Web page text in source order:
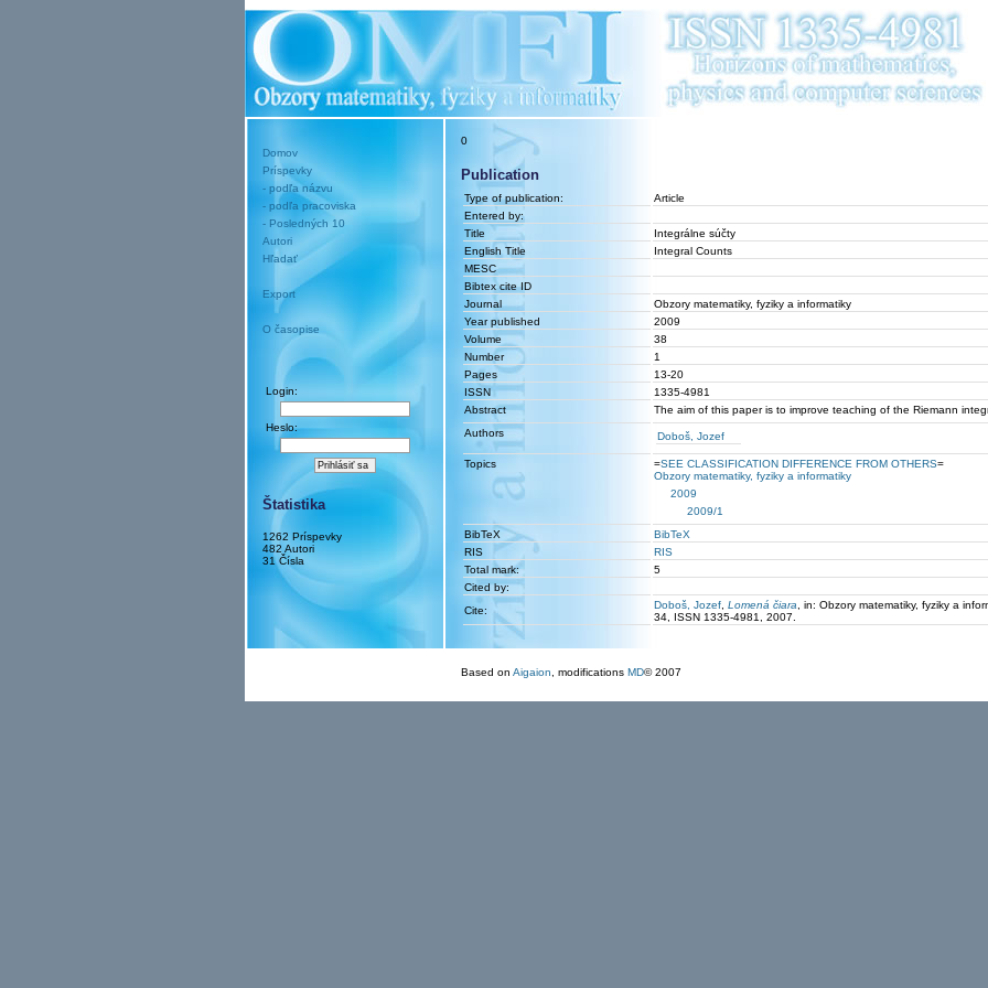
Domov
Príspevky
- podľa názvu
- podľa pracoviska
- Posledných 10
Autori
Hľadať
Export
O časopise
Login:
Heslo:
Štatistika
1262 Príspevky
482 Autori
31 Čísla
0
Publication
Type of publication:
Article
Entered by:
Title
Integrálne súčty
English Title
Integral Counts
MESC
Bibtex cite ID
Journal
Obzory matematiky, fyziky a informatiky
Year published
2009
Volume
38
Number
1
Pages
13-20
ISSN
1335-4981
Abstract
The aim of this paper is to improve teaching of the Riemann
Authors
Doboš, Jozef
Topics =SEE CLASSIFICATION DIFFERENCE FROM OTHERS=
Obzory matematiky, fyziky a informatiky
2009
2009/1
BibTeX
BibTeX
RIS
RIS
Total mark:
5
Cited by:
Cite:
Doboš, Jozef Lomená čiara , in: Obzory matematiky, fyziky a
34, ISSN 1335-4981, 2007.
Based on Aigaion , modifications MD© 2007